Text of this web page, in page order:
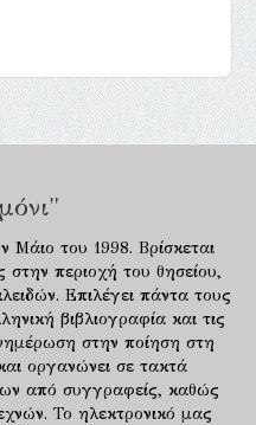
Μάιο του 1998. Βρίσκεται
στην περιοχή του θησείου,
Επιλέγει πάντα τους
βιβλιογραφία και τις
στην ποίηση στη
οργανώνει σε τακτά
από συγγραφείς, καθώς
Το ηλεκτρονικό μας